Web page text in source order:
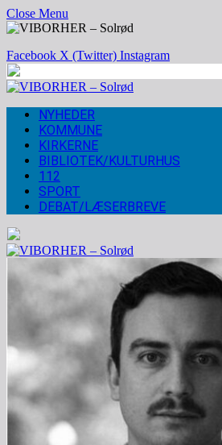
Close Menu
Facebook X (Twitter) Instagram
NYHEDER
KOMMUNE
KIRKERNE
BIBLIOTEK/KULTURHUS
112
SPORT
DEBAT/LÆSERBREVE